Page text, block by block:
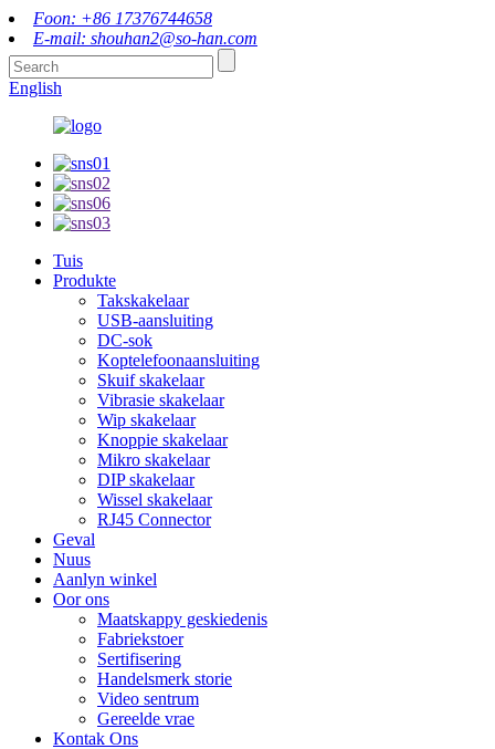
Foon: +86 17376744658
E-mail: shouhan2@so-han.com
English
Tuis
Produkte
Takskakelaar
USB-aansluiting
DC-sok
Koptelefoonaansluiting
Skuif skakelaar
Vibrasie skakelaar
Wip skakelaar
Knoppie skakelaar
Mikro skakelaar
DIP skakelaar
Wissel skakelaar
RJ45 Connector
Geval
Nuus
Aanlyn winkel
Oor ons
Maatskappy geskiedenis
Fabriekstoer
Sertifisering
Handelsmerk storie
Video sentrum
Gereelde vrae
Kontak Ons